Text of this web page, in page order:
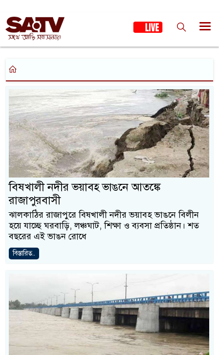
বিষখালী নদীর ভয়াবহ ভাঙনে আতঙ্কে
রাজাপুরবাসী
ঝালকাঠির রাজাপুরে বিষখালী নদীর ভয়াবহ ভাঙনে বিলীন
হয়ে যাচ্ছে ঘরবাড়ি, লঞ্চঘাট, শিক্ষা ও ব্যবসা প্রতিষ্ঠান। শত
বছরের এই ভাঙন রোধে
বিস্তারিত..